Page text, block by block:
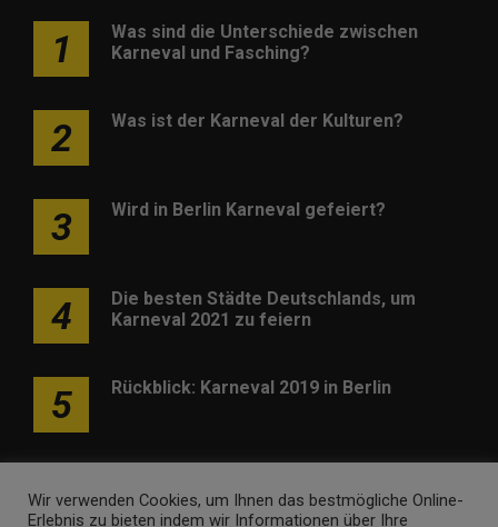
1
Was sind die Unterschiede zwischen
Karneval und Fasching?
2 Was ist der Karneval der Kulturen?
3 Wird in Berlin Karneval gefeiert?
4
Die besten Städte Deutschlands, um
Karneval 2021 zu feiern
5 Rückblick: Karneval 2019 in Berlin
Wir verwenden Cookies, um Ihnen das bestmögliche Online-
Erlebnis zu bieten indem wir Informationen über Ihre